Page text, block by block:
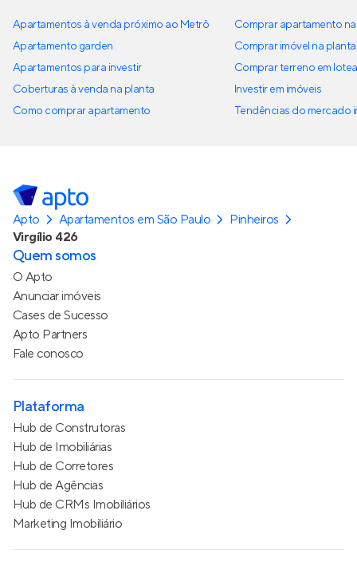
Apartamentos à venda próximo ao Metrô
Apartamento garden
Apartamentos para investir
Coberturas à venda na planta
Como comprar apartamento
Comprar apartamento
Comprar imóvel na planta
Comprar terreno em
Investir em imóveis
Tendências do mercado
Apto Apartamentos em São Paulo
Pinheiros
Virgílio 426
Quem somos
O Apto
Anunciar imóveis
Cases de Sucesso
Apto Partners
Fale conosco
Plataforma
Hub de Construtoras
Hub de Imobiliárias
Hub de Corretores
Hub de Agências
Hub de CRMs Imobiliários
Marketing Imobiliário